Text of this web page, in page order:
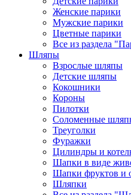
Женские парики
Мужские парики
Цветные парики
Все из раздела
Шляпы
Взрослые шляпы
Детские шляпы
Кокошники
Короны
Пилотки
Соломенные
Треуголки
Фуражки
Цилиндры и
Шапки в виде
Шапки фруктов и
Шляпки